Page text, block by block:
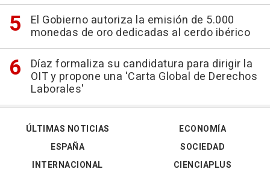
El Gobierno autoriza la emisión de 5.000
monedas de oro dedicadas al cerdo ibérico
Díaz formaliza su candidatura para dirigir la
OIT y propone una 'Carta Global de Derechos
Laborales'
ÚLTIMAS NOTICIAS
ESPAÑA
INTERNACIONAL
ECONOMÍA
SOCIEDAD
CIENCIAPLUS